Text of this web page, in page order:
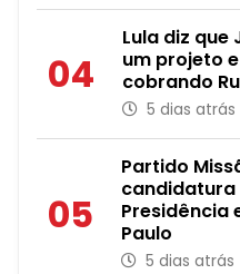
04
Lula diz
um projeto
cobrando
5 dias atrás
05
Partido
candidatura
Presidência
Paulo
5 dias atrás